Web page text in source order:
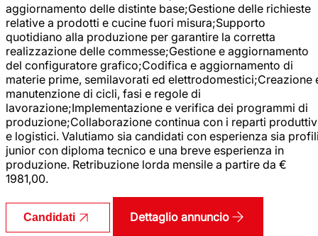
aggiornamento delle distinte base;Gestione delle richieste
relative a prodotti e cucine fuori misura;Supporto
quotidiano alla produzione per garantire la corretta
realizzazione delle commesse;Gestione e aggiornamento
del configuratore grafico;Codifica e aggiornamento di
materie prime, semilavorati ed elettrodomestici;Creazione
manutenzione di cicli, fasi e regole di
lavorazione;Implementazione e verifica dei programmi di
produzione;Collaborazione continua con i reparti
e logistici. Valutiamo sia candidati con esperienza sia
junior con diploma tecnico e una breve esperienza in
produzione. Retribuzione lorda mensile a partire da €
1981,00.
Candidati Dettaglio annuncio